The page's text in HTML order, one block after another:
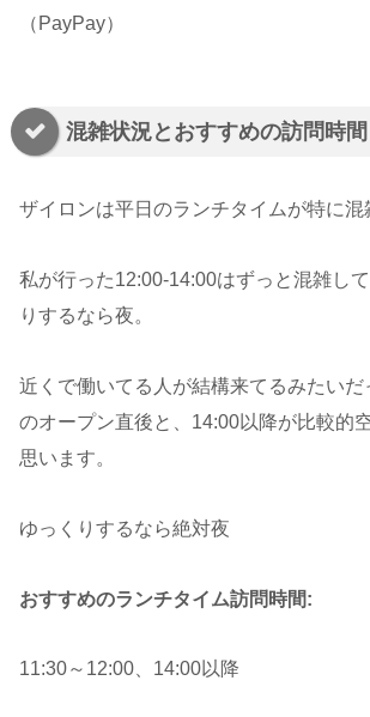
（PayPay）
混雑状況とおすすめの訪問時間
ザイロンは平日のランチタイムが特に混
私が行った12:00-14:00はずっと混雑し
りするなら夜。
近くで働いてる人が結構来てるみたい
のオープン直後と、14:00以降が比較的
思います。
ゆっくりするなら絶対夜
おすすめのランチタイム訪問時間:
11:30～12:00、14:00以降